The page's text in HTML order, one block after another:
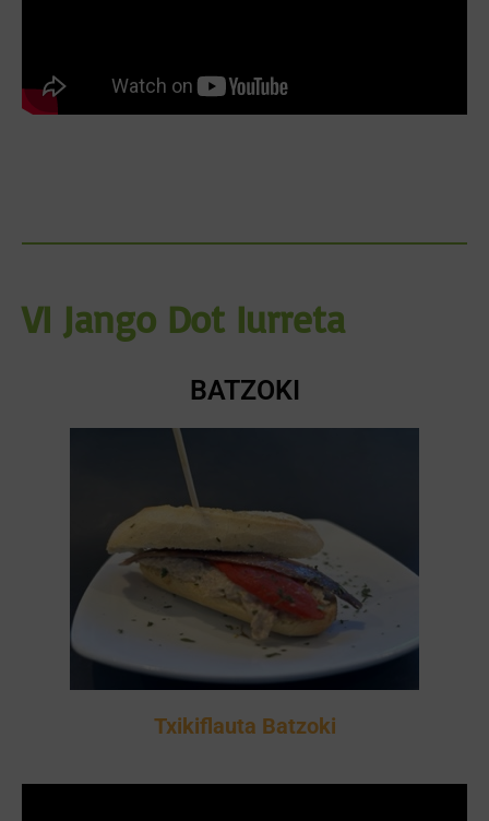
VI Jango Dot Iurreta
BATZOKI
Txikiflauta Batzoki